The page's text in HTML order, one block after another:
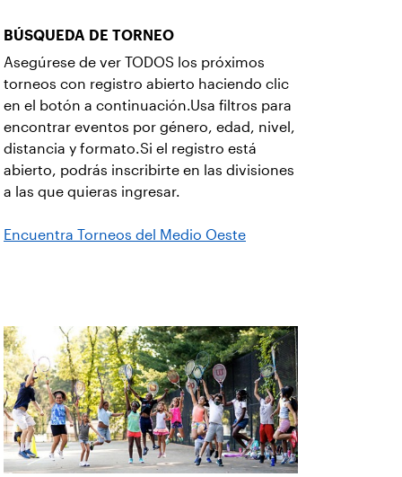
BÚSQUEDA DE TORNEO
Asegúrese de ver TODOS los próximos
torneos con registro abierto haciendo clic
en el botón a continuación.Usa filtros para
encontrar eventos por género, edad, nivel,
distancia y formato.Si el registro está
abierto, podrás inscribirte en las divisiones
a las que quieras ingresar.
Encuentra Torneos del Medio Oeste